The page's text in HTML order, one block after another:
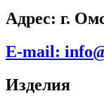
Адрес: г.
E-mail:
Изделия